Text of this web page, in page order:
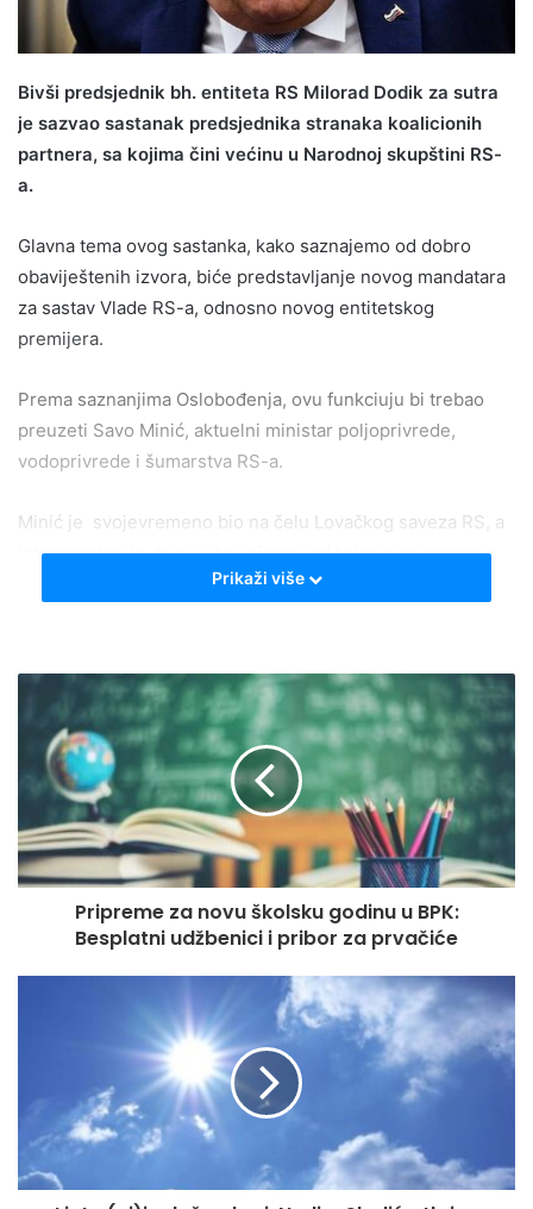
Bivši predsjednik bh. entiteta RS Milorad Dodik za sutra
je sazvao sastanak predsjednika stranaka koalicionih
partnera, sa kojima čini većinu u Narodnoj skupštini RS-
a.
Glavna tema ovog sastanka, kako saznajemo od dobro
obaviještenih izvora, biće predstavljanje novog mandatara
za sastav Vlade RS-a, odnosno novog entitetskog
premijera.
Prema saznanjima Oslobođenja, ovu funkciuju bi trebao
preuzeti Savo Minić, aktuelni ministar poljoprivrede,
vodoprivrede i šumarstva RS-a.
Minić je svojevremeno bio na čelu Lovačkog saveza RS, a
interesantno je da su u to vrijeme, od kako je on preuzeo
tu funkciju, lovci i Savez počeli primati poticaje. Ranije je
optužbama opozicije kako su podršku za nabavku traktora
dobili samo stranački podanici. S ove funkcije je razriješen
na lični zahtjev kako bi preuzeo rukovodeću ulogu u
preduzeću Kaldera. Po profesiji je diplomirani pravnik, a
ima zvanje doktora pravnih nauka.
On bi u premijerskoj trebao naslijediti Radovana Viškovića,
koji ovu funkciju obavlja još od decembra 2018. godine.
Prikaži više
Pripreme za novu školsku godinu u BPK:
Besplatni udžbenici i pribor za prvačiće